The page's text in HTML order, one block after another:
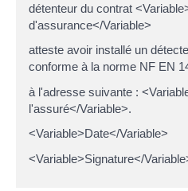
détenteur du contrat
d'assurance</Variable>
atteste avoir installé un
conforme à la norme NF EN
à l'adresse suivante :
l'assuré</Variable>.
<Variable>Date</Variable>
<Variable>Signature</